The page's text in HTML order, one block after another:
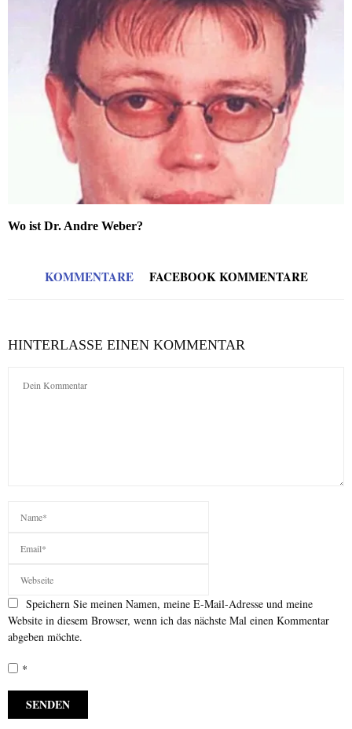
Wo ist Dr. Andre Weber?
KOMMENTARE FACEBOOK KOMMENTARE
HINTERLASSE EINEN KOMMENTAR
Speichern Sie meinen Namen, meine E-Mail-Adresse und meine
Website in diesem Browser, wenn ich das nächste Mal einen Kommentar
abgeben möchte.
*